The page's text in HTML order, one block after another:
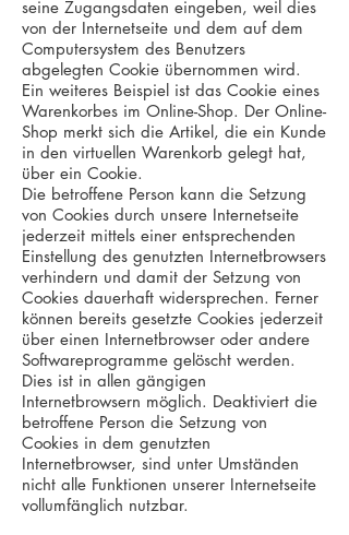
seine Zugangsdaten eingeben, weil dies
von der Internetseite und dem auf dem
Computersystem des Benutzers
abgelegten Cookie übernommen wird.
Ein weiteres Beispiel ist das Cookie eines
Warenkorbes im Online-Shop. Der Online-
Shop merkt sich die Artikel, die ein Kunde
in den virtuellen Warenkorb gelegt hat,
über ein Cookie.
Die betroffene Person kann die Setzung
von Cookies durch unsere Internetseite
jederzeit mittels einer entsprechenden
Einstellung des genutzten Internetbrowsers
verhindern und damit der Setzung von
Cookies dauerhaft widersprechen. Ferner
können bereits gesetzte Cookies jederzeit
über einen Internetbrowser oder andere
Softwareprogramme gelöscht werden.
Dies ist in allen gängigen
Internetbrowsern möglich. Deaktiviert die
betroffene Person die Setzung von
Cookies in dem genutzten
Internetbrowser, sind unter Umständen
nicht alle Funktionen unserer Internetseite
vollumfänglich nutzbar.